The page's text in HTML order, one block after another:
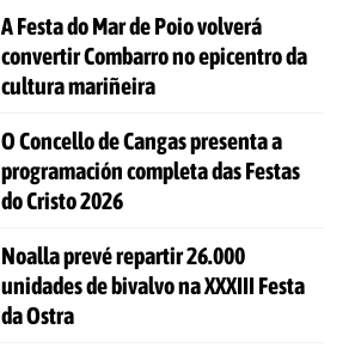
A Festa do Mar de Poio volverá
convertir Combarro no epicentro da
cultura mariñeira
O Concello de Cangas presenta a
programación completa das Festas
do Cristo 2026
Noalla prevé repartir 26.000
unidades de bivalvo na XXXIII Festa
da Ostra